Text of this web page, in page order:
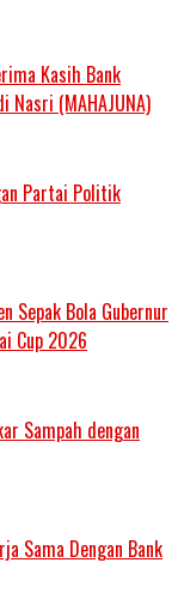
Kasih Bank
Nasri (MAHAJUNA)
Partai Politik
Sepak Bola Gubernur
Cup 2026
Sampah dengan
Sama Dengan Bank